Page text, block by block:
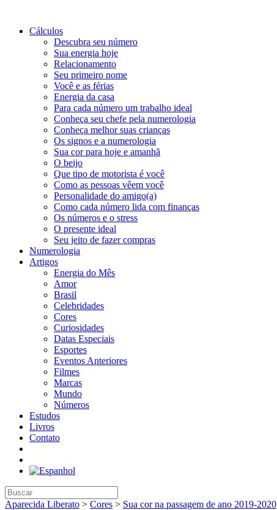
Cálculos
Descubra seu número
Sua energia hoje
Relacionamento
Seu primeiro nome
Você e as férias
Energia da casa
Para cada número um trabalho ideal
Conheça seu chefe pela numerologia
Conheça melhor suas crianças
Os signos e a numerologia
Sua cor para hoje e amanhã
O beijo
Que tipo de motorista é você
Como as pessoas vêem você
Personalidade do amigo(a)
Como cada número lida com finanças
Os números e o stress
O presente ideal
Seu jeito de fazer compras
Numerologia
Artigos
Energia do Mês
Amor
Brasil
Celebridades
Cores
Curiosidades
Datas Especiais
Esportes
Eventos Anteriores
Filmes
Marcas
Mundo
Números
Estudos
Livros
Contato
Aparecida Liberato > Cores > Sua cor na passagem de ano 2019-2020